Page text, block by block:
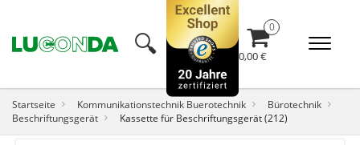
🔍︎ 0,00 €
Startseite Kommunikationstechnik Buerotechnik
Bürotechnik
Beschriftungsgerät
Kassette für Beschriftungsgerät (212)